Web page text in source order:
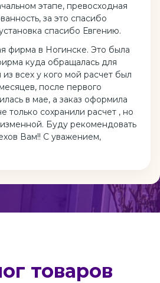
этапе, превосходная
за это спасибо
спасибо Евгению.
фирма в Ногинске. Это была
куда обращалась для
всех у кого мой расчет был
после первого
в мае, а заказ оформила
только сохранили расчет , но
Буду рекомендовать
Вам!! С уважением,
товаров